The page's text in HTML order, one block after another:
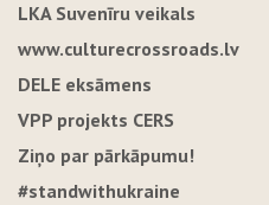
LKA Suvenīru veikals
www.culturecrossroads.lv
DELE eksāmens
VPP projekts CERS
Ziņo par pārkāpumu!
#standwithukraine